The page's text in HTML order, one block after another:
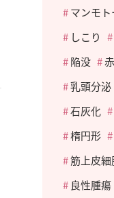
マンモ
しこり
陥没
乳頭分泌
石灰化
楕円形
筋上皮細
良性腫瘍